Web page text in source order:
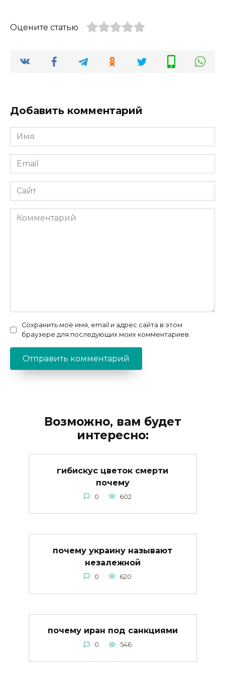
Оцените статью
Добавить комментарий
Имя
*
Email
*
Сайт
Комментарий
Сохранить моё имя, email и адрес сайта в этом
браузере для последующих моих комментариев.
Возможно, вам будет
интересно:
гибискус цветок смерти
почему
0 602
почему украину называют
незалежной
0 620
почему иран под санкциями
0 546